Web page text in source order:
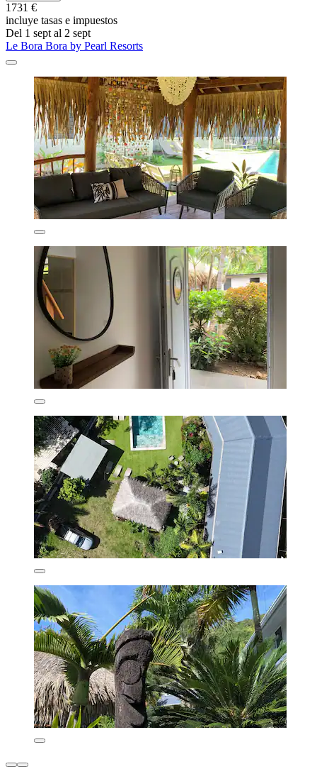
1731 €
incluye tasas e impuestos
Del 1 sept al 2 sept
Le Bora Bora by Pearl Resorts